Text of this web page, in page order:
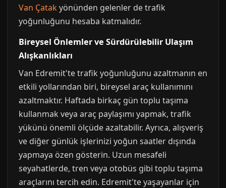
Van Çatakyönünden gelenler de trafik
yoğunluğunu hesaba katmalıdır.
Bireysel Önlemler ve Sürdürülebilir Ulaşım
Alışkanlıkları
Van Edremit'te trafik yoğunluğunu azaltmanın en
etkili yollarından biri, bireysel araç kullanımını
azaltmaktır. Haftada birkaç gün toplu taşıma
kullanmak veya araç paylaşımı yapmak, trafik
yükünü önemli ölçüde azaltabilir. Ayrıca, alışveriş
ve diğer günlük işlerinizi yoğun saatler dışında
yapmaya özen gösterin. Uzun mesafeli
seyahatlerde, tren veya otobüs gibi toplu taşıma
araçlarını tercih edin. Edremit'te yaşayanlar için